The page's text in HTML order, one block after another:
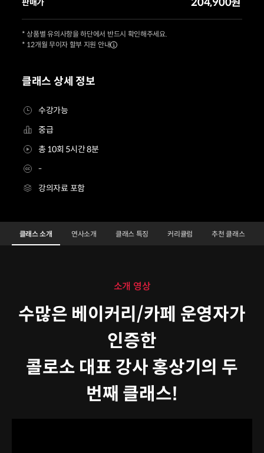
클래스 상세 정보
수강가능
중급
총 10회 5시간 8분
-
강의자료 포함
판매가
* 상품별 유의사항을 하단에서 반드시 확인해주세요.
* 12개월 무이자 할부 지원 안내
베이커 홍상기2 Details
Configuration Information Shortcuts
클래스 소개 연사소개 클래스 특징 커리큘럼 추천 클래스
소개 영상
수많은 베이커리/카페 운영자가
인증한
콜로소 대표 강사 홍상기의 두
번째 클래스!